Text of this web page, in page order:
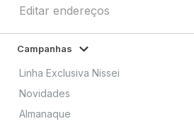
Editar endereços
Campanhas
Linha Exclusiva Nissei
Novidades
Almanaque